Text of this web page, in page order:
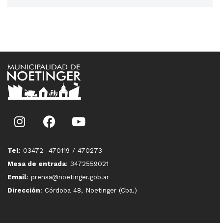
Tel: 03472 -470119 / 470273
Mesa de entrada: 3472559021
Email: prensa@noetinger.gob.ar
Dirección: Córdoba 48, Noetinger (Cba.)